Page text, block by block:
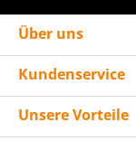
Über uns
Kundenservice
Unsere Vorteile